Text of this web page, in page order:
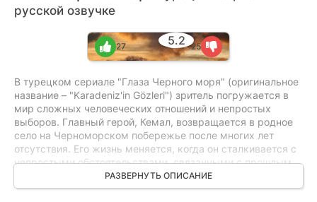
русской озвучке
5.2
27 25
В турецком сериале "Глаза Черного моря" (оригинальное
название – "Karadeniz'in Gözleri") зритель погружается в
мир сложных человеческих отношений и непростых
выборов. Главный герой, Кемал, возвращается в родное
село на Черноморском побережье после многих лет
отсутствия. Его жизнь меняется, когда он сталкивается с
непростыми обстоятельствами, связанными с прошлым,
которое он стремился оставить позади. В селе его ждут
не только воспоминания, но и люди, которые готовы
РАЗВЕРНУТЬ ОПИСАНИЕ